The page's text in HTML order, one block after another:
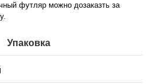
футляр можно дозаказть за
Упаковка